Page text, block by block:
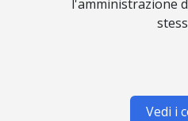
l'amministrazione
Vedi i